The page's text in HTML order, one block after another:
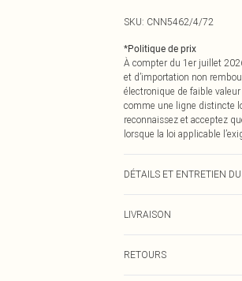
SKU: CNN5462/4/72
*Politique de prix
À compter du 1er juillet
et d’importation non
électronique de faible
comme une ligne distincte
reconnaissez et acceptez
lorsque la loi applicable
DÉTAILS ET ENTRETIEN
LIVRAISON
RETOURS